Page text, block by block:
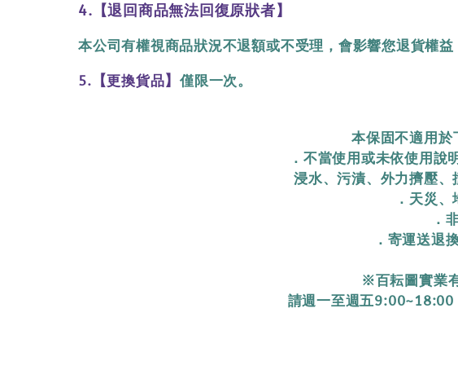
4. 【退回商品無法回復原狀者】
本公司有權視商品狀況不退額或不受理，會影響您退貨權
5. 【更換貨品】僅限一次。
本保固不適用於
．不當使用或未依使用說
浸水、污漬、外力擠壓、
．天災
．
．寄運送退
※百耘圖實業
請週一至週五9:00~18:00